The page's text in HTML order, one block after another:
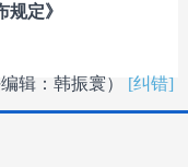
定》
编辑：韩振寰） [纠错]